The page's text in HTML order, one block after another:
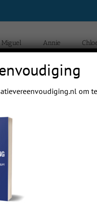
Miguel Annie
Home Blogs van Chloé
om